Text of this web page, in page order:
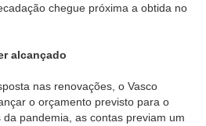
chegue próxima a obtida no
alcançado
nas renovações, o Vasco
o orçamento previsto para o
pandemia, as contas previam um